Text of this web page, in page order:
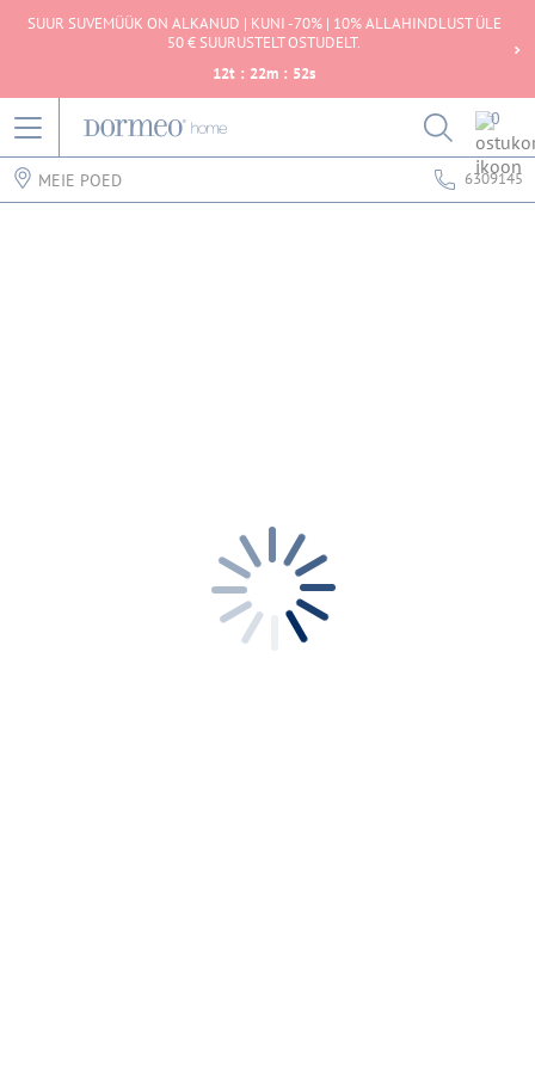
SUUR SUVEMÜÜK ON ALKANUD | KUNI -70% | 10% ALLAHINDLUST ÜLE
50 € SUURUSTELT OSTUDELT.
12t : 22m : 52s
0
MEIE POED 6309145